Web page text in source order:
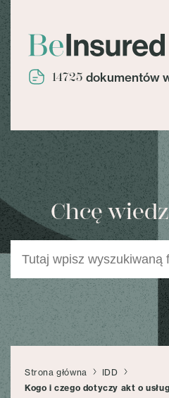
14725 dokumentów
Chcę
Strona główna
IDD
Kogo i czego dotyczy akt o